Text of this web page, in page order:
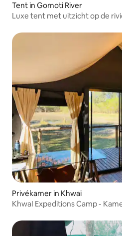
Tent in Gomoti River
Luxe tent met uitzicht op de
Privékamer in Khwai
KhwaI Expeditions Camp -